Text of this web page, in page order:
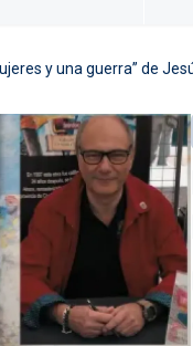
y una guerra” de